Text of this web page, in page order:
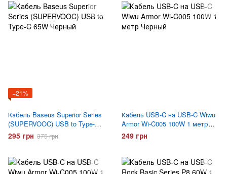
−21%
Кабель Baseus Superior Series
(SUPERVOOC) USB to Type-C
65W Черный
295 грн 375 грн
Кабель USB-C на USB-C Wiwu
Armor Wi-C005 100W 1 метр
Черный
249 грн